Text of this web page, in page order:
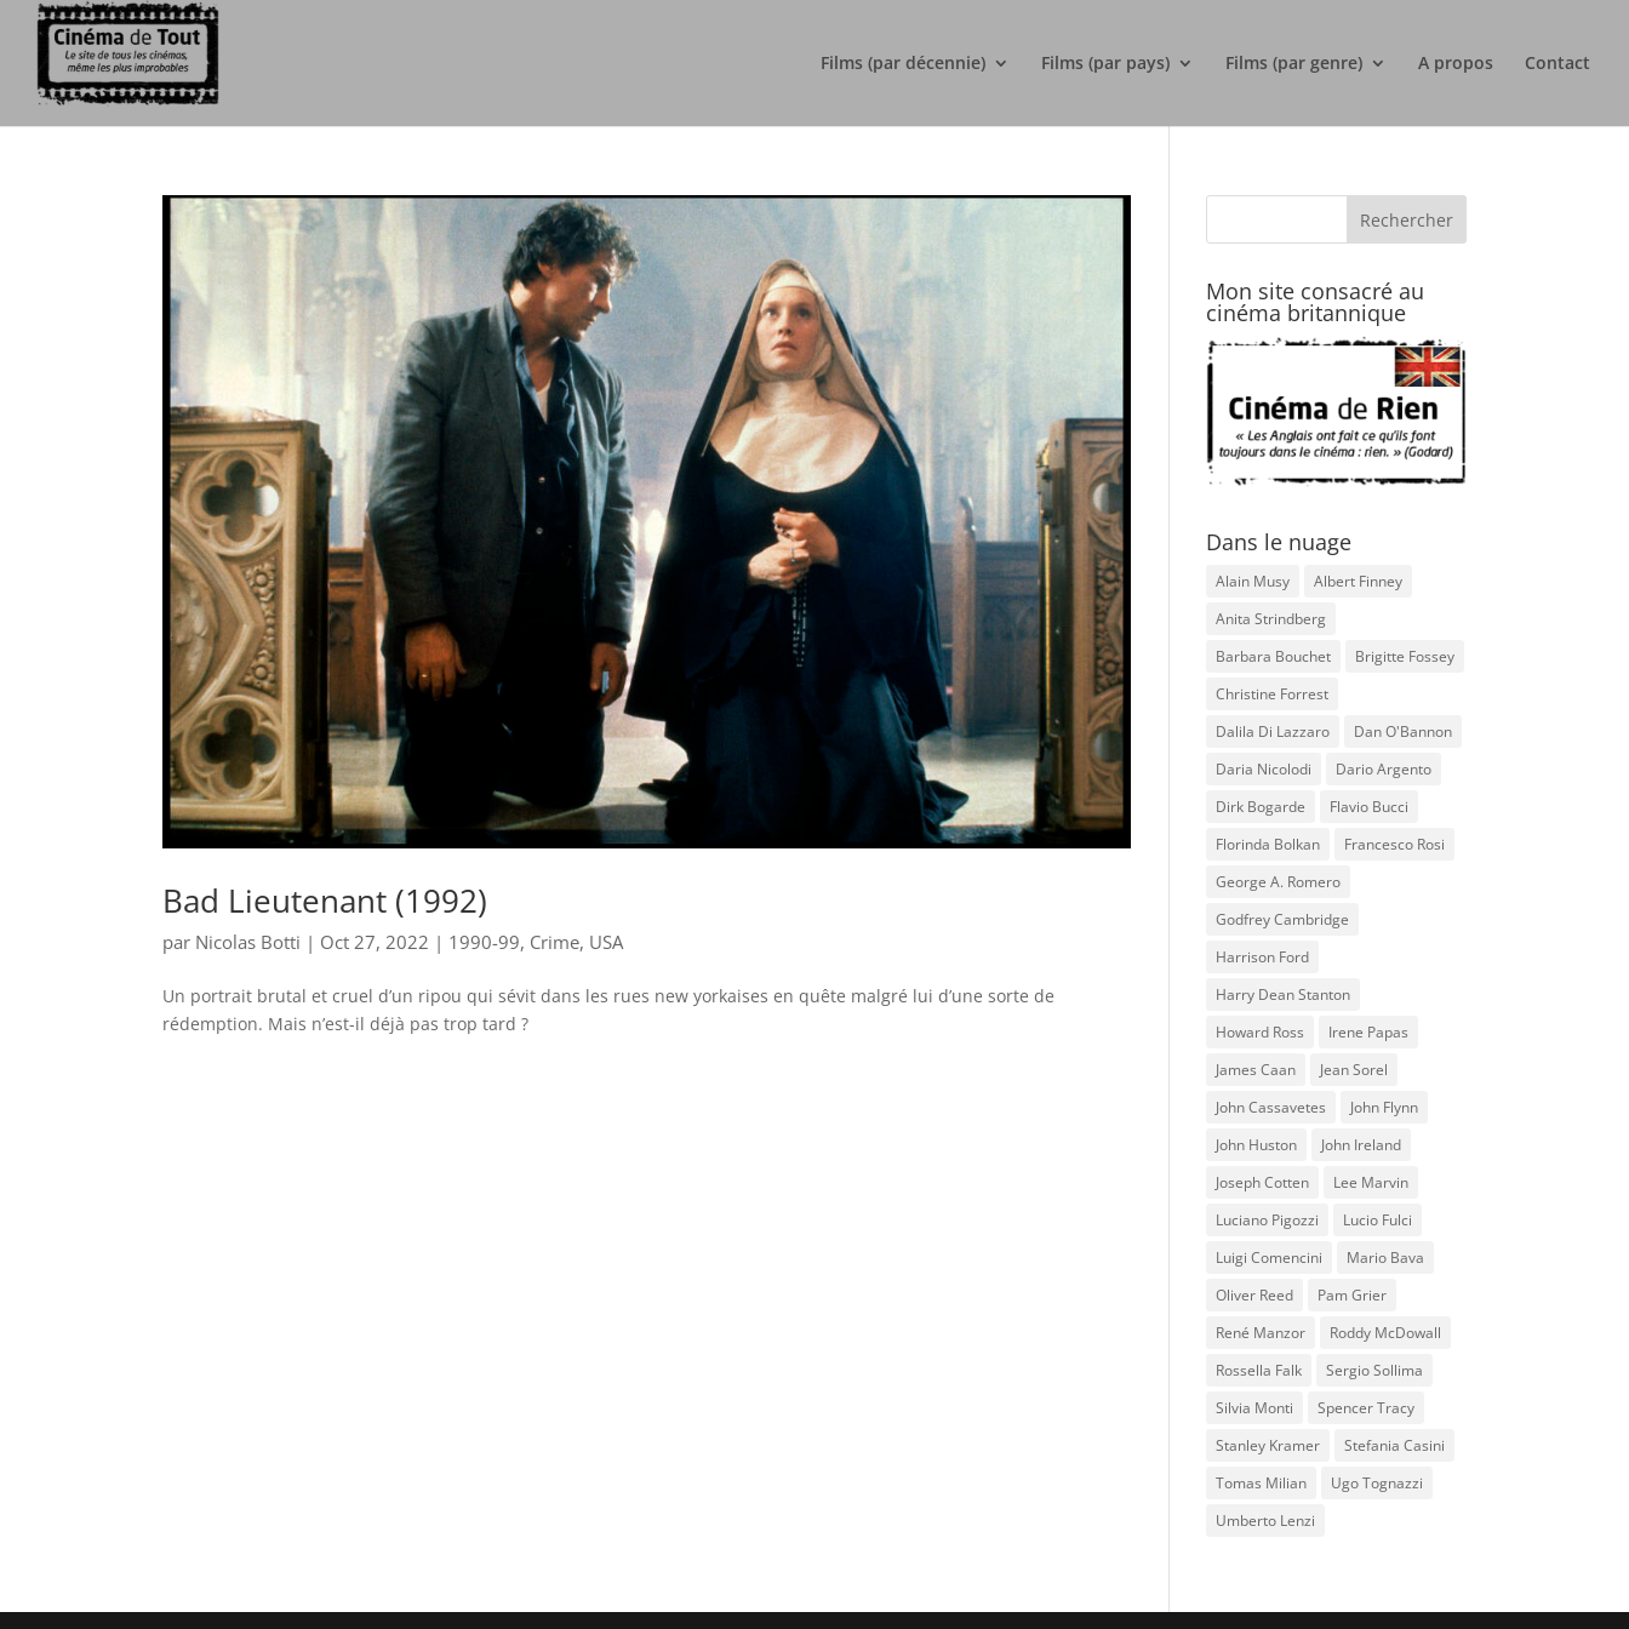
Films (par décennie) Films (par pays) Films (par genre) A propos Contact
Bad Lieutenant (1992)
par Nicolas Botti | Oct 27, 2022 | 1990-99, Crime, USA
Un portrait brutal et cruel d’un ripou qui sévit dans les rues new yorkaises en quête malgré lui d’une sorte de
rédemption. Mais n’est-il déjà pas trop tard ?
Mon site consacré au
cinéma britannique
Dans le nuage
Alain Musy
Albert Finney
Anita Strindberg
Barbara Bouchet
Brigitte Fossey
Christine Forrest
Dalila Di Lazzaro
Dan O'Bannon
Daria Nicolodi
Dario Argento
Dirk Bogarde
Flavio Bucci
Florinda Bolkan
Francesco Rosi
George A. Romero
Godfrey Cambridge
Harrison Ford
Harry Dean Stanton
Howard Ross
Irene Papas
James Caan
Jean Sorel
John Cassavetes
John Flynn
John Huston
John Ireland
Joseph Cotten
Lee Marvin
Luciano Pigozzi
Lucio Fulci
Luigi Comencini
Mario Bava
Oliver Reed
Pam Grier
René Manzor
Roddy McDowall
Rossella Falk
Sergio Sollima
Silvia Monti
Spencer Tracy
Stanley Kramer
Stefania Casini
Tomas Milian
Ugo Tognazzi
Umberto Lenzi